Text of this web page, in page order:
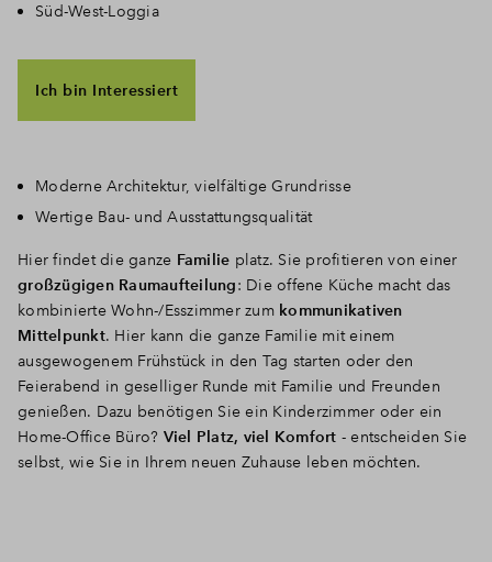
Süd-West-Loggia
Ich bin Interessiert
Moderne Architektur, vielfältige Grundrisse
Wertige Bau- und Ausstattungsqualität
Hier findet die ganze Familie platz. Sie profitieren von einer
großzügigen Raumaufteilung: Die offene Küche macht das
kombinierte Wohn-/Esszimmer zum kommunikativen
Mittelpunkt. Hier kann die ganze Familie mit einem
ausgewogenem Frühstück in den Tag starten oder den
Feierabend in geselliger Runde mit Familie und Freunden
genießen. Dazu benötigen Sie ein Kinderzimmer oder ein
Home-Office Büro? Viel Platz, viel Komfort - entscheiden Sie
selbst, wie Sie in Ihrem neuen Zuhause leben möchten.